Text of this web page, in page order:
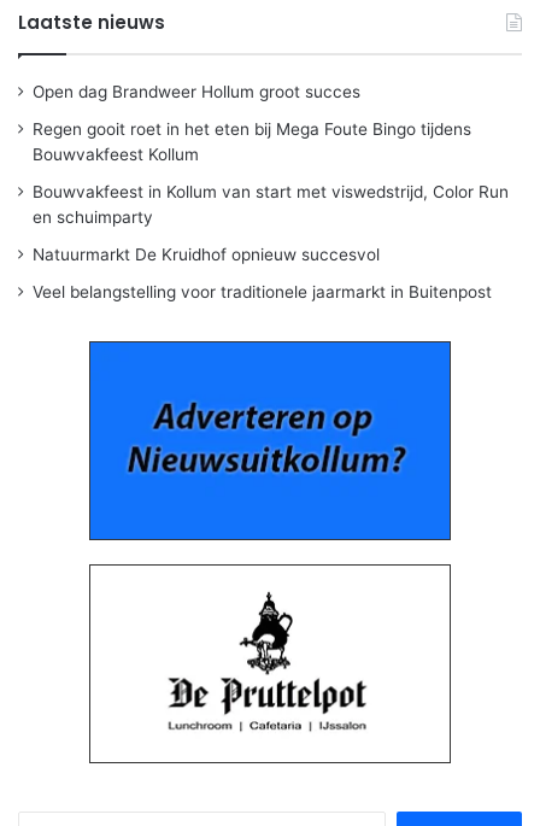
Laatste nieuws
Open dag Brandweer Hollum groot succes
Regen gooit roet in het eten bij Mega Foute Bingo tijdens
Bouwvakfeest Kollum
Bouwvakfeest in Kollum van start met viswedstrijd, Color Run
en schuimparty
Natuurmarkt De Kruidhof opnieuw succesvol
Veel belangstelling voor traditionele jaarmarkt in Buitenpost